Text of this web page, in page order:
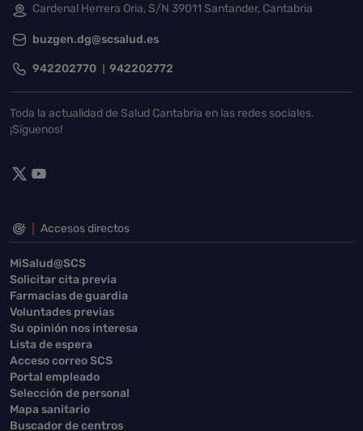
Cardenal Herrera Oria, S/N 39011 Santander, Cantabria
buzgen.dg@scsalud.es
942202770 942202772
Toda la actualidad de Salud Cantabria en las redes sociales.
¡Síguenos!
Accesos directos
MiSalud@SCS
Solicitar cita previa
Farmacias de guardia
Voluntades previas
Su opinión nos interesa
Lista de espera
Acceso correo SCS
Portal empleado
Selección de personal
Mapa sanitario
Buscador de centros